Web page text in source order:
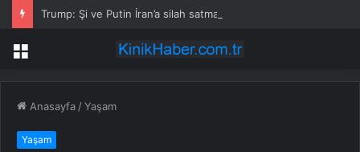
Trump: Şi ve Putin İran’a silah satmayacaklarını söyledi
Menü
Anasayfa /Yaşam
Yaşam